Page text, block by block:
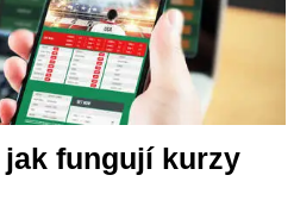
fungují kurzy